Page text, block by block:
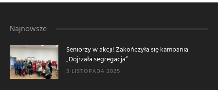
Najnowsze
Seniorzy w akcji! Zakończyła się kampania
„Dojrzała segregacja”
3 LISTOPADA 2025